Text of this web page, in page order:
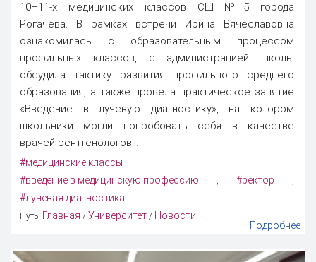
10–11-х медицинских классов СШ №5 города
Рогачёва. В рамках встречи Ирина Вячеславовна
ознакомилась с образовательным процессом
профильных классов, с администрацией школы
обсудила тактику развития профильного среднего
образования, а также провела практическое занятие
«Введение в лучевую диагностику», на котором
школьники могли попробовать себя в качестве
врачей-рентгенологов...
#медицинские классы ,
#введение в медицинскую профессию , #ректор ,
#лучевая диагностика
Путь: Главная / Университет / Новости
Подробнее